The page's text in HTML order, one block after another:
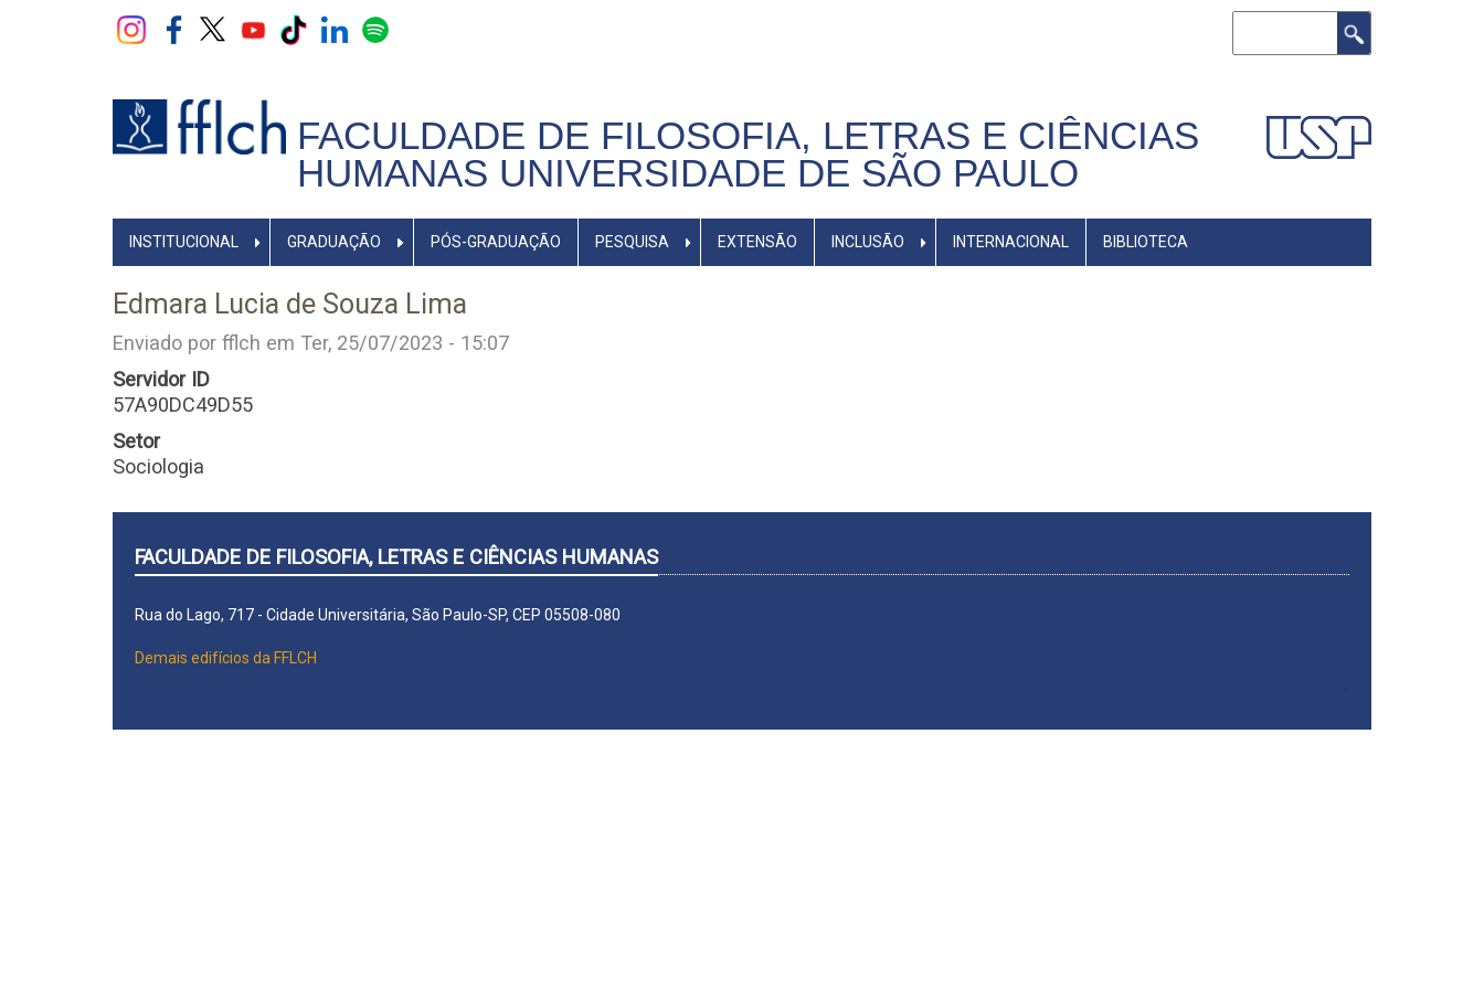
FACULDADE DE FILOSOFIA, LETRAS E CIÊNCIAS
HUMANAS UNIVERSIDADE DE SÃO PAULO
NAVEGADOR
PRINCIPAL
INSTITUCIONAL GRADUAÇÃO PÓS-GRADUAÇÃO PESQUISA EXTENSÃO INCLUSÃO INTERNACIONAL BIBLIOTECA
Edmara Lucia de Souza Lima
Enviado por fflch em Ter, 25/07/2023 - 15:07
Servidor ID
57A90DC49D55
Setor
Sociologia
FACULDADE DE FILOSOFIA, LETRAS E CIÊNCIAS HUMANAS
Rua do Lago, 717 - Cidade Universitária, São Paulo-SP, CEP 05508-080
Demais edifícios da FFLCH